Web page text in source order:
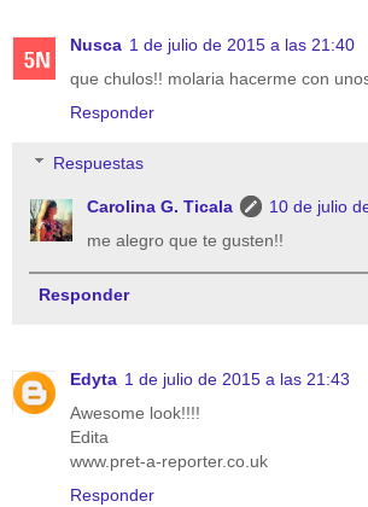
Nusca 1 de julio de 2015 a las 21:40
que chulos!! molaria hacerme con
Responder
Respuestas
Carolina G. Ticala
10 de julio
me alegro que te gusten!!
Responder
Edyta 1 de julio de 2015 a las 21:43
Awesome look!!!!
Edita
www.pret-a-reporter.co.uk
Responder